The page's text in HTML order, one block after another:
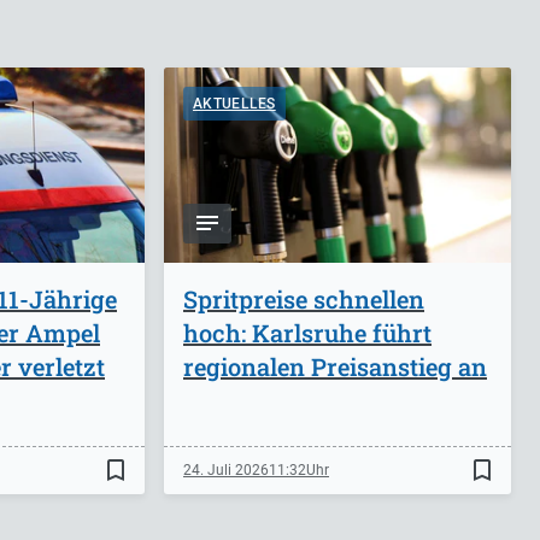
Jährige
Ampel
verletzt
bookmark_border
AKTUELLES
Spritpreise schnellen
hoch: Karlsruhe führt
regionalen Preisanstieg an
24. Juli 202611:32 bookmark_border